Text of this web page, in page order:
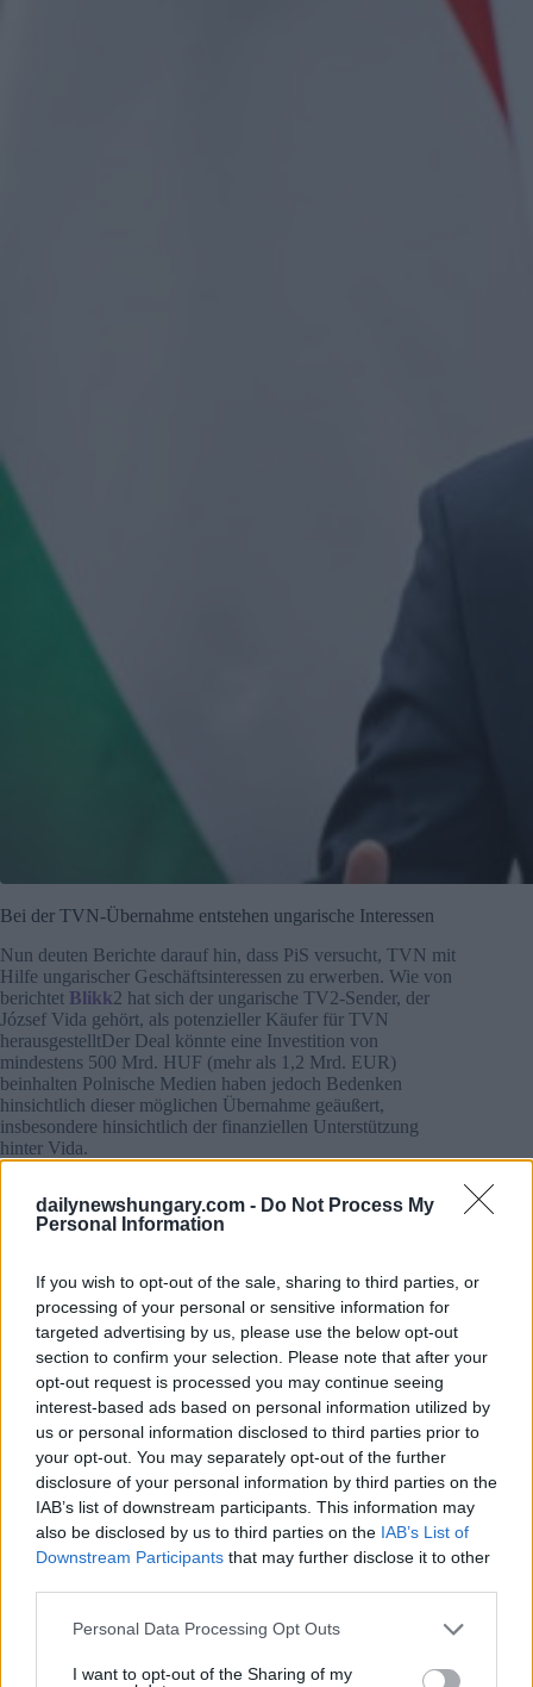
dailynewshungary.com - Do Not Process My
Personal Information
If you wish to opt-out of the sale, sharing to third parties, or
processing of your personal or sensitive information for
targeted advertising by us, please use the below opt-out
section to confirm your selection. Please note that after your
opt-out request is processed you may continue seeing
interest-based ads based on personal information utilized by
us or personal information disclosed to third parties prior to
your opt-out. You may separately opt-out of the further
disclosure of your personal information by third parties on the
IAB’s list of downstream participants. This information may
also be disclosed by us to third parties on the IAB’s List of
Downstream Participants that may further disclose it to other
Please note that this website/app uses one or more Google
not limited to your visit or usage behaviour. You may click to
Personal Data Processing Opt Outs
I want to opt-out of the Sharing of my
Bei der TVN-Übernahme entstehen ungarische Interessen
Nun deuten Berichte darauf hin, dass PiS versucht, TVN mit
Hilfe ungarischer Geschäftsinteressen zu erwerben. Wie von
berichtet Blikk2 hat sich der ungarische TV2-Sender, der
József Vida gehört, als potenzieller Käufer für TVN
herausgestelltDer Deal könnte eine Investition von
mindestens 500 Mrd. HUF (mehr als 1,2 Mrd. EUR)
beinhalten Polnische Medien haben jedoch Bedenken
hinsichtlich dieser möglichen Übernahme geäußert,
insbesondere hinsichtlich der finanziellen Unterstützung
hinter Vida.
Neben TV2 sind Berichten zufolge weitere Bieter am Kauf
von TVN interessiert, darunter ein namentlich nicht genannter
vom verstorbenen tschechischen Milliardär Petr Kellner
gegründet wurde Unterdessen steht Warner Bros. Discovery,
dem TVN gehört, vor finanziellen Schwierigkeiten, da seine
Aktien in den letzten zweieinhalb Jahren um 70%
zurückgegangen sind Diese Situation könnte die Bereitschaft
des Unternehmens erhöhen, seine polnischen
Vermögenswerte zu verkaufen.
Angeblicher russischer Einfluss und Bedenken hinsichtlich
der nationalen Sicherheit
Obwohl József Vida TV2 besitzt, reicht sein Vermögen
möglicherweise nicht aus, um eine so große Transaktion zu
finanzieren. Dies hat Spekulationen angeheizt, dass die
tatsächliche finanzielle Unterstützung von anderen
Kooperationssystems (NER) kommen könnte, insbesondere
mit Premierminister Viktor Orbán verbunden ist. Mészáros